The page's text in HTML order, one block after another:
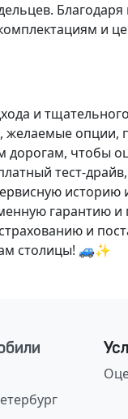
и
и
желаемые
дорогам, чтобы
тест-
гарантию
и
столицы! 🚙✨